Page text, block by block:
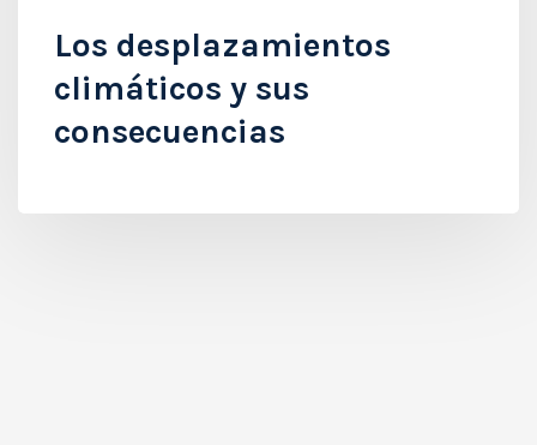
Los desplazamientos
climáticos y sus
consecuencias